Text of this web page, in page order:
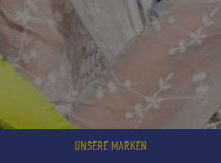
UNSERE MARKEN